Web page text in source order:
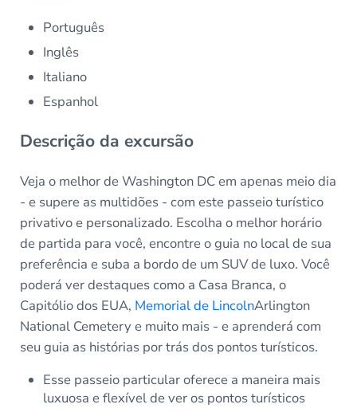
Português
Inglês
Italiano
Espanhol
Descrição da excursão
Veja o melhor de Washington DC em apenas meio dia
- e supere as multidões - com este passeio turístico
privativo e personalizado. Escolha o melhor horário
de partida para você, encontre o guia no local de sua
preferência e suba a bordo de um SUV de luxo. Você
poderá ver destaques como a Casa Branca, o
Capitólio dos EUA, Memorial de LincolnArlington
National Cemetery e muito mais - e aprenderá com
seu guia as histórias por trás dos pontos turísticos.
Esse passeio particular oferece a maneira mais
luxuosa e flexível de ver os pontos turísticos